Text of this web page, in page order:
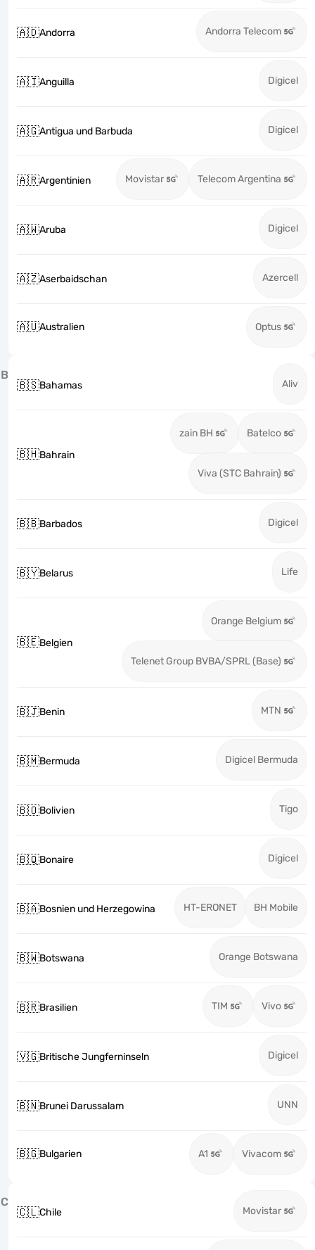
🇦🇩Andorra Andorra Telecom
🇦🇮Anguilla Digicel
🇦🇬Antigua und Barbuda Digicel
🇦🇷Argentinien Movistar Telecom Argentina
🇦🇼Aruba Digicel
🇦🇿Aserbaidschan Azercell
🇦🇺Australien Optus
B
🇧🇸Bahamas Aliv
🇧🇭Bahrain
zain BH Batelco
Viva (STC Bahrain)
🇧🇧Barbados Digicel
🇧🇾Belarus Life
🇧🇪Belgien
Orange Belgium
Telenet Group BVBA/SPRL (Base)
🇧🇯Benin MTN
🇧🇲Bermuda Digicel Bermuda
🇧🇴Bolivien Tigo
🇧🇶Bonaire Digicel
🇧🇦Bosnien und Herzegowina HT-ERONET BH Mobile
🇧🇼Botswana Orange Botswana
🇧🇷Brasilien TIM Vivo
🇻🇬Britische Jungferninseln Digicel
🇧🇳Brunei Darussalam UNN
🇧🇬Bulgarien A1 Vivacom
C
🇨🇱Chile Movistar